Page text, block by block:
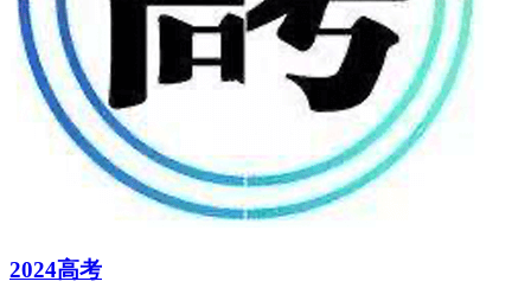
2024高考